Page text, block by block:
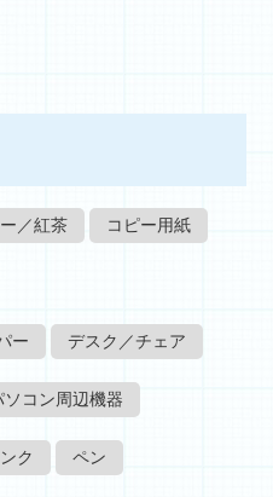
／紅茶 コピー用紙
ー デスク／チェア
ソコン周辺機器
ク ペン